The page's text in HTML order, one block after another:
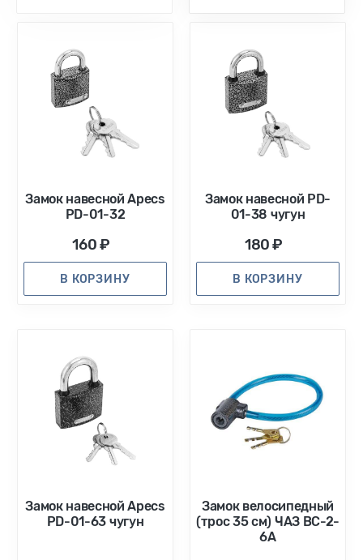
Замок навесной Apecs
PD-01-32
160 ₽
В КОРЗИНУ
Замок навесной PD-
01-38 чугун
180 ₽
В КОРЗИНУ
Замок навесной Apecs
PD-01-63 чугун
Замок велосипедный
(трос 35 см) ЧАЗ ВС-2-
6А